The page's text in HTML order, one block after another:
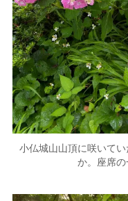
小仏城山山頂に咲いて
か。座席の